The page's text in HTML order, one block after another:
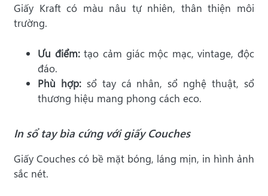
Giấy Kraft có màu nâu tự nhiên, thân thiện môi
trường.
Ưu điểm:tạo cảm giác mộc mạc, vintage, độc
đáo.
Phù hợp: sổ tay cá nhân, sổ nghệ thuật, sổ
thương hiệu mang phong cách eco.
In sổ tay bìa cứng với giấy Couches
Giấy Couches có bề mặt bóng, láng mịn, in hình ảnh
sắc nét.